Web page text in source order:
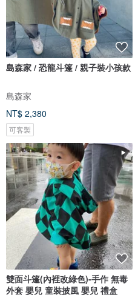
島森家 / 恐龍斗篷 / 親子裝小孩款
島森家
NT$ 2,380
可客製
雙面斗篷(內裡改綠色)-手作 無毒
外套 嬰兒 童裝披風 嬰兒 禮盒